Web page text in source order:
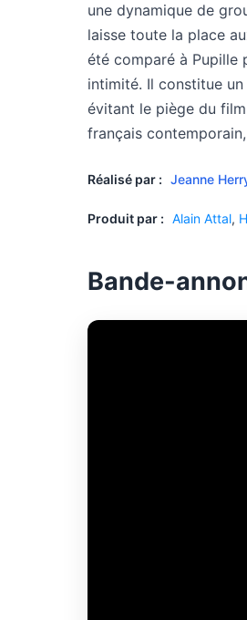
une dynamique de
laisse toute la place
été comparé à Pupille
intimité. Il constitue
évitant le piège du
français
Réalisé par : Jeanne
Produit par : Alain Attal,
Bande-